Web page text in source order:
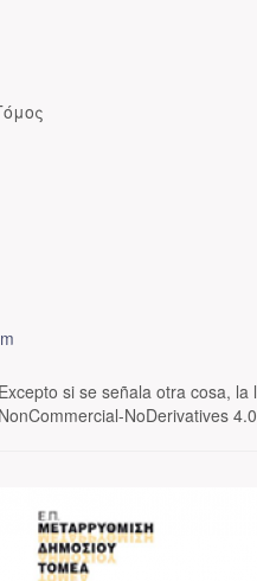
Excepto si se señala otra cosa,
NonCommercial-NoDerivatives